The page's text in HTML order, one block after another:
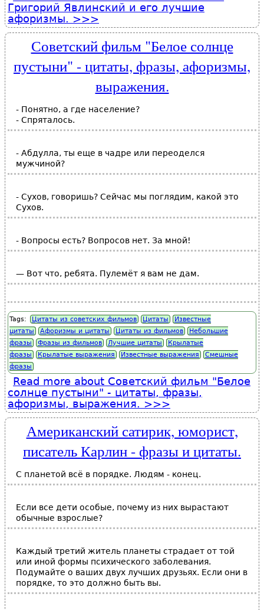
Григорий Явлинский и его лучшие
афоризмы.
Советский фильм "Белое солнце
пустыни" - цитаты, фразы, афоризмы,
выражения.
- Понятно, а где население?
- Спряталось.
- Абдулла, ты еще в чадре или переоделся
мужчиной?
- Сухов, говоришь? Сейчас мы поглядим, какой это
Сухов.
- Вопросы есть? Вопросов нет. За мной!
— Вот что, ребята. Пулемёт я вам не дам.
Tags: Цитаты из советских фильмов Цитаты
Известные
цитаты
Афоризмы и цитаты Цитаты из фильмов
Небольшие
фразы
Фразы из фильмов Лучшие цитаты
Крылатые
фразы
Крылатые выражения Известные выражения
Смешные
фразы
Read more about Советский фильм "Белое
солнце пустыни" - цитаты, фразы,
афоризмы, выражения.
Американский сатирик, юморист,
писатель Карлин - фразы и цитаты.
С планетой всё в порядке. Людям - конец.
Если все дети особые, почему из них вырастают
обычные взрослые?
Каждый третий житель планеты страдает от той
или иной формы психического заболевания.
Подумайте о ваших двух лучших друзьях. Если они в
порядке, то это должно быть вы.